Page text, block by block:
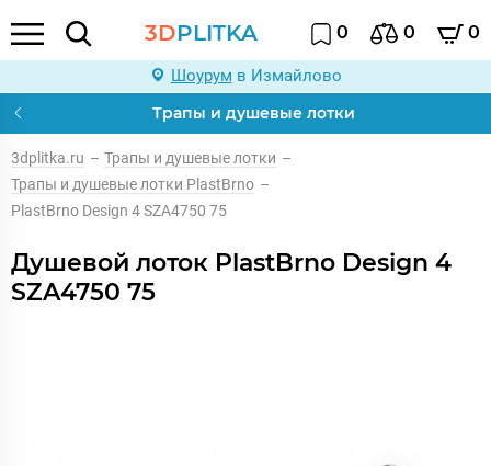
3DPLITKA 0 0 0
Шоурум в Измайлово
Трапы и душевые лотки
3dplitka.ru – Трапы и душевые лотки –
Трапы и душевые лотки PlastBrno –
PlastBrno Design 4 SZA4750 75
Душевой лоток PlastBrno Design 4
SZA4750 75